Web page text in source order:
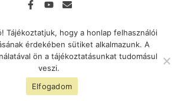
+36 30 345 4530
izabell@thetanap.hu
@ Minden Készítette: Cloud Web Design
Tájékoztatjuk, hogy a honlap felhasználói
érdekében sütiket alkalmazunk. A
ön a tájékoztatásunkat tudomásul
veszi.
Elfogadom